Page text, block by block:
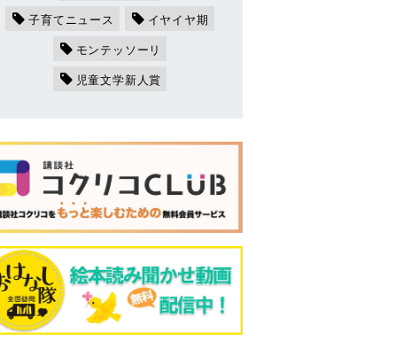
子育てニュース
イヤイヤ期
モンテッソーリ
児童文学新人賞